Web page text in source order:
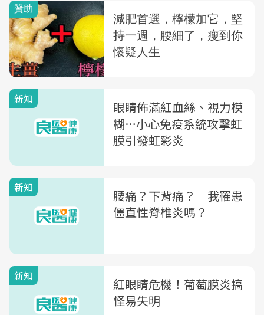
新知
眼睛佈滿紅血絲、視力模
糊…小心免疫系統攻擊虹
膜引發虹彩炎
新知
腰痛？下背痛？ 我罹患
僵直性脊椎炎嗎？
新知
紅眼睛危機！葡萄膜炎搞
怪易失明